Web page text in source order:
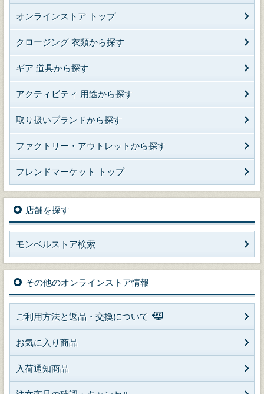
オンラインストア トップ
クロージング 衣類から探す
ギア 道具から探す
アクティビティ 用途から探す
取り扱いブランドから探す
ファクトリー・アウトレットから探す
フレンドマーケット トップ
店舗を探す
モンベルストア検索
その他のオンラインストア情報
ご利用方法と返品・交換について
お気に入り商品
入荷通知商品